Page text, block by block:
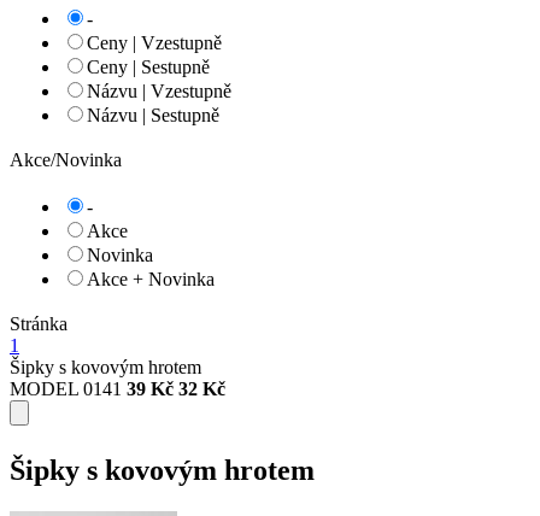
-
Ceny | Vzestupně
Ceny | Sestupně
Názvu | Vzestupně
Názvu | Sestupně
Akce/Novinka
-
Akce
Novinka
Akce + Novinka
Stránka
1
Šipky s kovovým hrotem
MODEL 0141 39 Kč 32 Kč
Šipky s kovovým hrotem